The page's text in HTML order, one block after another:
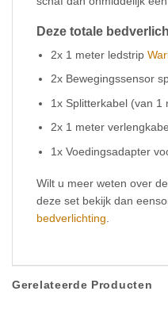
Deze totale
2x 1 meter ledstrip
2x Bewegingssensor
1x Splitterkabel (van 1
2x 1 meter
1x Voedingsadapter
Wilt u meer weten over
deze set bekijk dan
bedverlichting
Gerelateerde Producten